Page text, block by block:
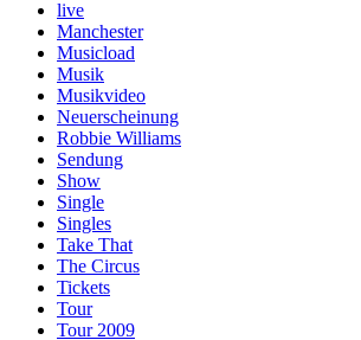
live
Manchester
Musicload
Musik
Musikvideo
Neuerscheinung
Robbie Williams
Sendung
Show
Single
Singles
Take That
The Circus
Tickets
Tour
Tour 2009